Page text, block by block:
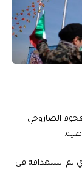
الصاروخي
تم استهدافه في